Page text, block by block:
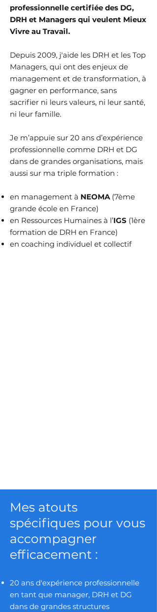
professionnelle certifiée des DG,
DRH et Managers qui veulent Mieux
Vivre au Travail.
Depuis 2009, j'aide les DRH et les Top
Managers, qui ont des enjeux de
management et de transformation, à
gagner en performance, sans
sacrifier ni leurs valeurs, ni leur santé,
ni leur famille.
Je m’appuie sur 20 ans d’expérience
professionnelle comme DRH et DG
dans de grandes organisations, mais
aussi sur ma triple formation :
en management à NEOMA(7ème
grande école en France)
en Ressources Humaines à l’IGS (1ère
formation de DRH en France)
en coaching individuel et collectif
Mes atouts
spécifiques pour vous
accompagner
efficacement :
20 ans d'expérience professionnelle
en tant que manager, DRH et DG
dans de grandes structures